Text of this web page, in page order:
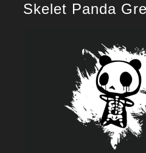
Skelet Panda